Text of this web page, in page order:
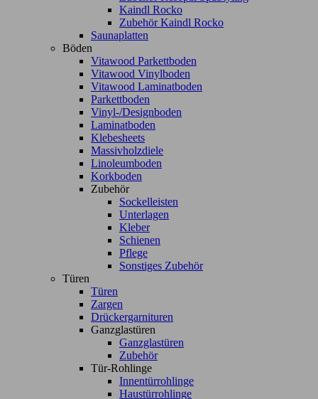
Kaindl Rocko
Zubehör Kaindl Rocko
Saunaplatten
Böden
Vitawood Parkettboden
Vitawood Vinylboden
Vitawood Laminatboden
Parkettboden
Vinyl-/Designboden
Laminatboden
Klebesheets
Massivholzdiele
Linoleumboden
Korkboden
Zubehör
Sockelleisten
Unterlagen
Kleber
Schienen
Pflege
Sonstiges Zubehör
Türen
Türen
Zargen
Drückergarnituren
Ganzglastüren
Ganzglastüren
Zubehör
Tür-Rohlinge
Innentürrohlinge
Haustürrohlinge